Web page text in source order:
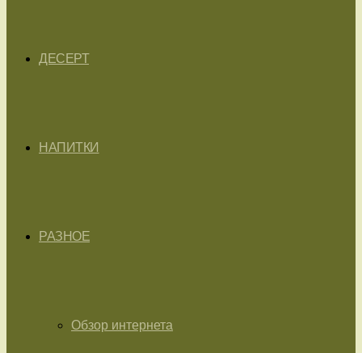
ДЕСЕРТ
НАПИТКИ
РАЗНОЕ
Обзор интернета